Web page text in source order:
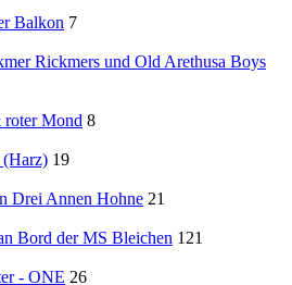
Balkon 7
Rickmers und Old Arethusa Boys
Mond 8
19
Drei Annen Hohne 21
Bord der MS Bleichen 121
- ONE 26